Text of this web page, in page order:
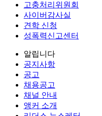
고충처리위원회
사이버감사실
견학 신청
성폭력신고센터
알립니다
공지사항
공고
채용공고
채널 안내
앵커 소개